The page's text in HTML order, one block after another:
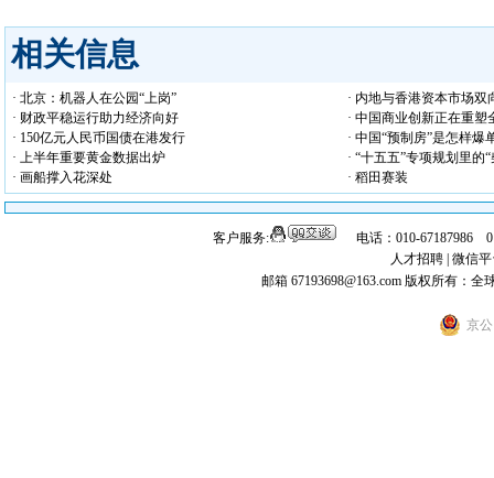
相关信息
· 北京：机器人在公园“上岗”
· 内地与香港资本市场双
· 财政平稳运行助力经济向好
· 中国商业创新正在重塑
· 150亿元人民币国债在港发行
· 中国“预制房”是怎样爆
· 上半年重要黄金数据出炉
· “十五五”专项规划里的
· 画船撑入花深处
· 稻田赛装
客户服务:
电话：010-67187986
人才招聘 微信
邮箱 67193698@163.com 版权所有：全
京公